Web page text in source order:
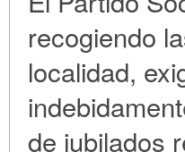
recogiendo
localidad,
de jubilados